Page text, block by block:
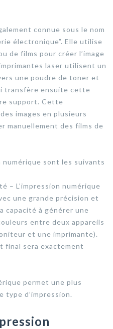
connue sous le nom
électronique”. Elle utilise
de films pour créer l’image
laser utilisent un
une poudre de toner et
transfère ensuite cette
support. Cette
images en plusieurs
manuellement des films de
numérique sont les suivants
– L’impression numérique
une grande précision et
capacité à générer une
entre deux appareils
et une imprimante).
final sera exactement
permet une plus
type d’impression.